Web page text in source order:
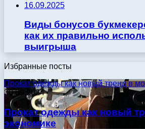
16.09.2025
Виды бонусов
как их правильно
выигрыша
Избранные посты
Прокат одежды как новый тренд в
30.09.2024
Прокат одежды как новый
экономике